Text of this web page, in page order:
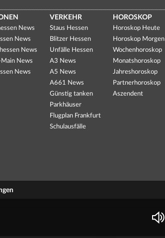
News
News
News
Main News
News
VERKEHR
Staus Hessen
Blitzer Hessen
Unfälle Hessen
A3 News
A5 News
A661 News
Günstig tanken
Parkhäuser
Flugplan Frankfurt
Schulausfälle
HOROSKOP
Horoskop Heute
Horoskop Morgen
Wochenhoroskop
Monatshoroskop
Jahreshoroskop
Partnerhoroskop
Aszendent